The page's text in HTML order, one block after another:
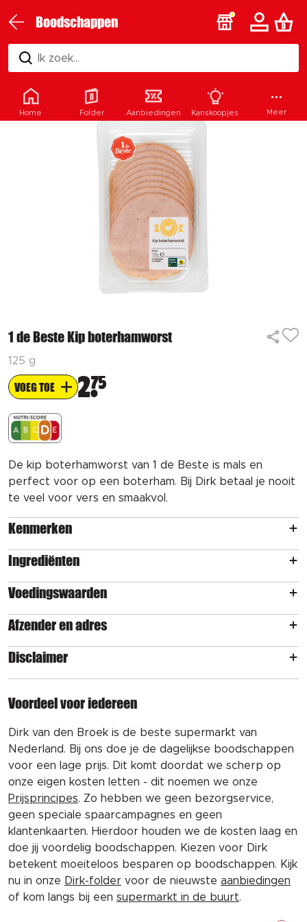
Boodschappen
Ik zoek...
1 de Beste Kip boterhamworst
125 g
VOEG TOE 275
De kip boterhamworst van 1 de Beste is mals en
perfect voor op een boterham. Bij Dirk betaal je nooit
te veel voor vers en smaakvol.
Kenmerken
Ingrediënten
Voedingswaarden
Afzender en adres
Disclaimer
Voordeel voor iedereen
Dirk van den Broek is de beste supermarkt van
Nederland. Bij ons doe je de dagelijkse boodschappen
voor een lage prijs. Dit komt doordat we scherp op
onze eigen kosten letten - dit noemen we onze
Prijsprincipes. Zo hebben we geen bezorgservice,
geen speciale spaarcampagnes en geen
klantenkaarten. Hierdoor houden we de kosten laag en
doe jij voordelig boodschappen. Kiezen voor Dirk
betekent moeiteloos besparen op boodschappen. Kijk
nu in onze Dirk-folder voor de nieuwste aanbiedingen
of kom langs bij een supermarkt in de buurt.
Home Folder Aanbiedingen Kanskoopjes Meer